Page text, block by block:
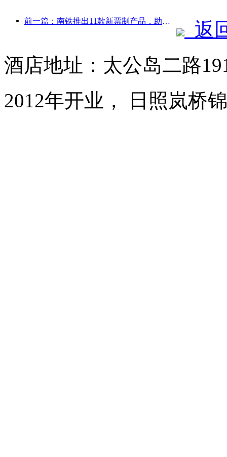
前一篇：南铁推出11款新票制产品，助力闽赣两省交通旅游融合发展
返
酒店地址：太公岛二路
2012年开业， 日照岚